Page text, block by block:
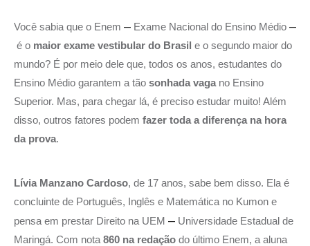
Você sabia que o Enem – Exame Nacional do Ensino Médio –
é o maior exame vestibular do Brasil e o segundo maior do
mundo? É por meio dele que, todos os anos, estudantes do
Ensino Médio garantem a tão sonhada vaga no Ensino
Superior. Mas, para chegar lá, é preciso estudar muito! Além
disso, outros fatores podem fazer toda a diferença na hora
da prova.
Lívia Manzano Cardoso, de 17 anos, sabe bem disso. Ela é
concluinte de Português, Inglês e Matemática no Kumon e
pensa em prestar Direito na UEM – Universidade Estadual de
Maringá. Com nota 860 na redação do último Enem, a aluna